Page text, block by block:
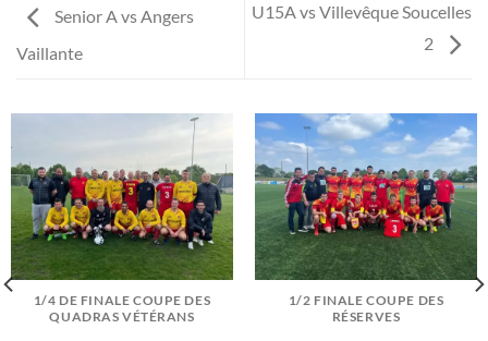
Senior A vs Angers
Vaillante
U15A vs Villevêque Soucelles
2
1/4 DE FINALE COUPE DES
QUADRAS VÉTÉRANS
1/2 FINALE COUPE DES
RÉSERVES